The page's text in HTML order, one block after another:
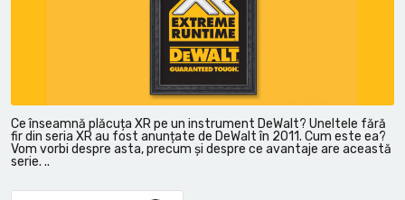
Ce înseamnă plăcuța XR pe un instrument DeWalt? Uneltele fără
fir din seria XR au fost anunțate de DeWalt în 2011. Cum este ea?
Vom vorbi despre asta, precum și despre ce avantaje are această
serie. ..